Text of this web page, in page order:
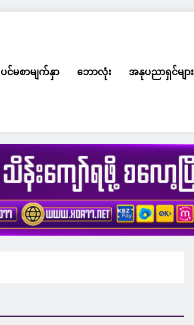
ပင်မစာမျက်နှာ ဘောလုံး အနုပညာရှင်များ